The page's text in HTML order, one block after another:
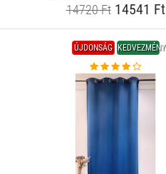
14720 Ft14541 Ft
ÚJDONSÁG KEDVEZMÉNY